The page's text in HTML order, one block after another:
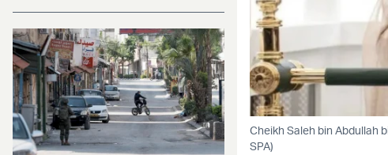
Cheikh Saleh bin Abdullah
SPA)